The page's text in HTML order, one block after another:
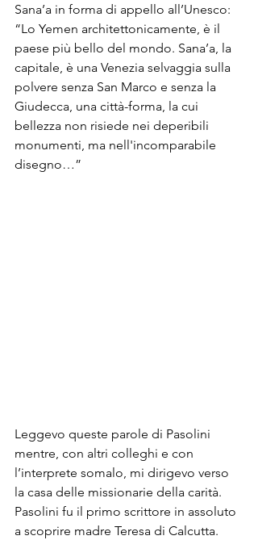
Sana’a in forma di appello all’Unesco:
“Lo Yemen architettonicamente, è il
paese più bello del mondo. Sana’a, la
capitale, è una Venezia selvaggia sulla
polvere senza San Marco e senza la
Giudecca, una città-forma, la cui
bellezza non risiede nei deperibili
monumenti, ma nell'incomparabile
disegno…”
Leggevo queste parole di Pasolini
mentre, con altri colleghi e con
l’interprete somalo, mi dirigevo verso
la casa delle missionarie della carità.
Pasolini fu il primo scrittore in assoluto
a scoprire madre Teresa di Calcutta.